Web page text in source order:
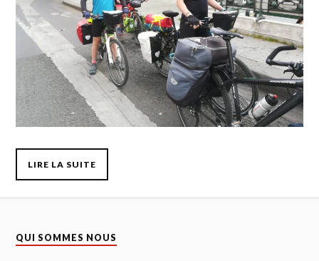
LIRE LA SUITE
QUI SOMMES NOUS